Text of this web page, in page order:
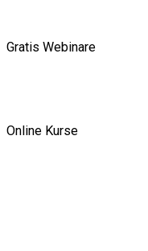
Gratis Webinare
Online Kurse